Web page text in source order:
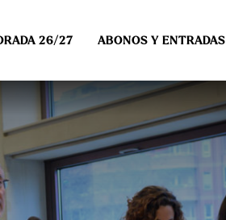
26/27 ABONOS Y ENTRADAS